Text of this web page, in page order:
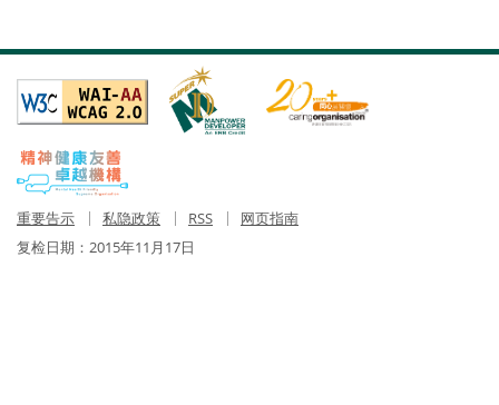
重要告示 私隐政策 RSS
网页指南
复检日期： 2015年11月17日